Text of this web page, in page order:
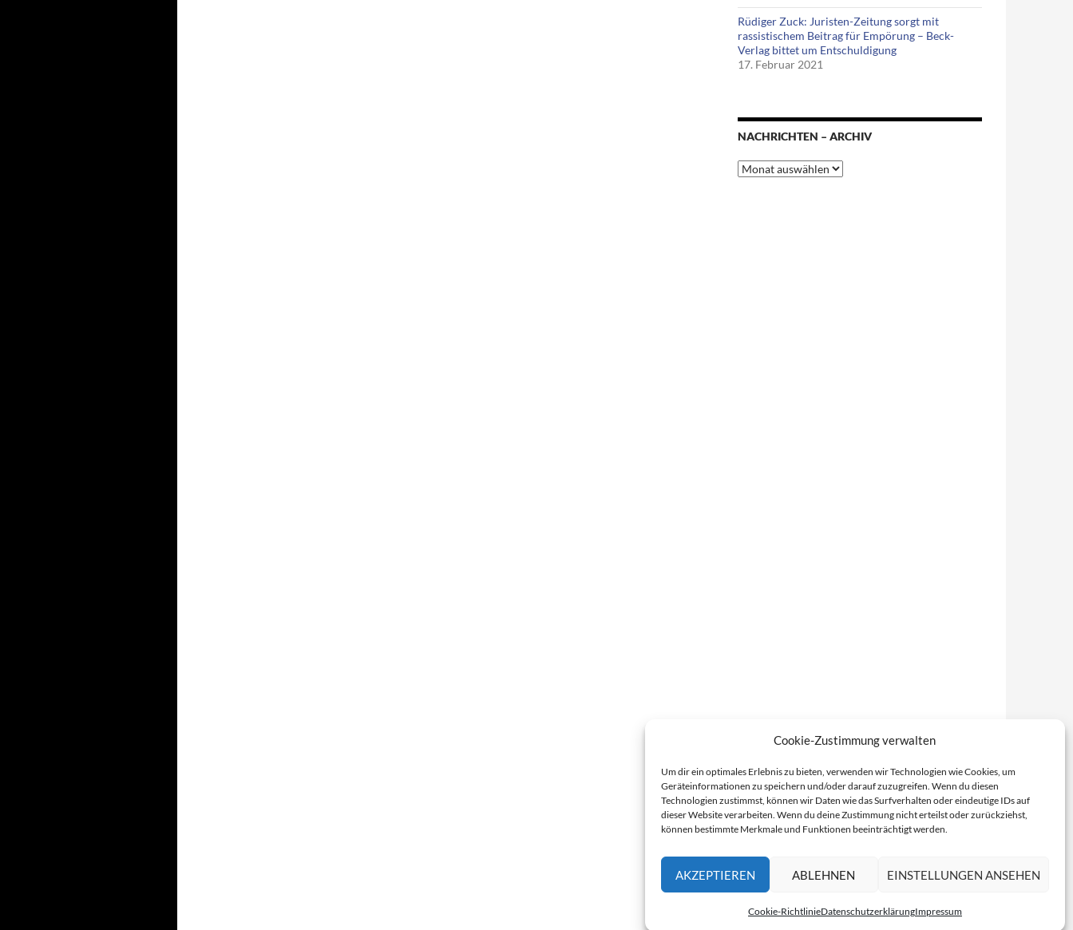
Cookie-Zustimmung verwalten
Um dir ein optimales Erlebnis zu bieten, verwenden wir Technologien wie Cookies, um
Geräteinformationen zu speichern und/oder darauf zuzugreifen. Wenn du diesen
Technologien zustimmst, können wir Daten wie das Surfverhalten oder eindeutige IDs auf
dieser Website verarbeiten. Wenn du deine Zustimmung nicht erteilst oder zurückziehst,
können bestimmte Merkmale und Funktionen beeinträchtigt werden.
AKZEPTIEREN ABLEHNEN EINSTELLUNGEN ANSEHEN
Cookie-RichtlinieDatenschutzerklärungImpressum
Rüdiger Zuck: Juristen-Zeitung sorgt mit
rassistischem Beitrag für Empörung – Beck-
Verlag bittet um Entschuldigung
17. Februar 2021
NACHRICHTEN – ARCHIV
Nachrichten
–